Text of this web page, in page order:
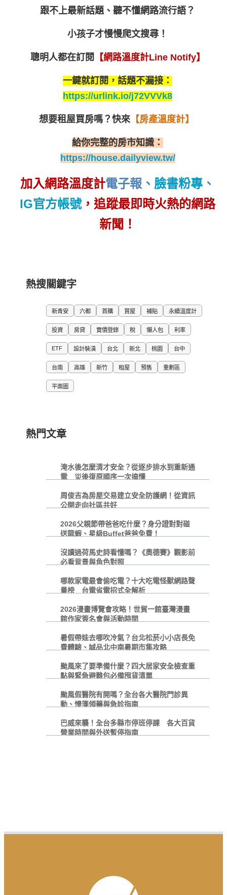
跟不上最新話題、聽不懂網路流行語？
小孩子才慢慢爬文搜尋！
聰明人都在訂閱 【網路溫度計Line Notify】
一鍵就訂閱，話題不漏接：
https://urlink.io/j72VVVk8
想要租屋買房嗎？ 快來【房產溫度計】
給你完整的房市知識：
https://house.dailyview.tw/
加入網路溫度計電子報 、 臉書粉專 、
IG官方帳號，追蹤最即時火熱的網路
新聞！
熱搜關鍵字
新青安 六都 首購 賞屋 補貼 永續溫度計
投資 房貸 實價登錄 稅 懶人包 利率
ETF 設計裝潢 台北 新北 桃園 台中
台南 高雄 新竹 租屋 預售 重劃區
平面圖
熱門文章
淹水後怎麼清才安全？從逐步排水到重新通
電 災後復原順序一次搞懂
周俊吉為房屋交易建立安全防護網！從資訊
公開走向社區共好
2026父親節帶爸爸吃什麼？身分證對對碰
送龍蝦、星級Buffet爸爸免費！
沒讀過荷馬史詩看懂嗎？《奧德賽》觀影前
必看背景與角色對照
哪款家電最會偷吃電？十大吃電怪獸網路聲
量榜 台電省電招式全解析
2026漫畫博覽會攻略！世貿一館臺灣漫畫
館作家簽名會與活動時間
暑假帶娃去哪吹冷氣？台北松菸小小店長免
費體驗、誠品北中南暑期市集攻略
颱風來了要準備什麼？四大居家安全檢查重
點與緊急避難包必備囤貨清單
颱風假醫院有開嗎？全台各大醫院門診異
動、慢箋領藥與急診指南
巴威來襲！全台多縣市停班停課 各大百貨
營業時間與外送暫停指南